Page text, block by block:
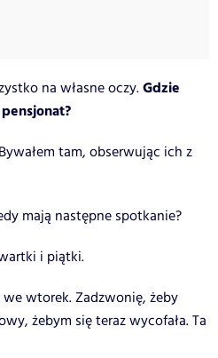
na własne oczy.Gdzie
tam, obserwując ich z
mają następne spotkanie?
i piątki.
wtorek. Zadzwonię, żeby
żebym się teraz wycofała. Ta